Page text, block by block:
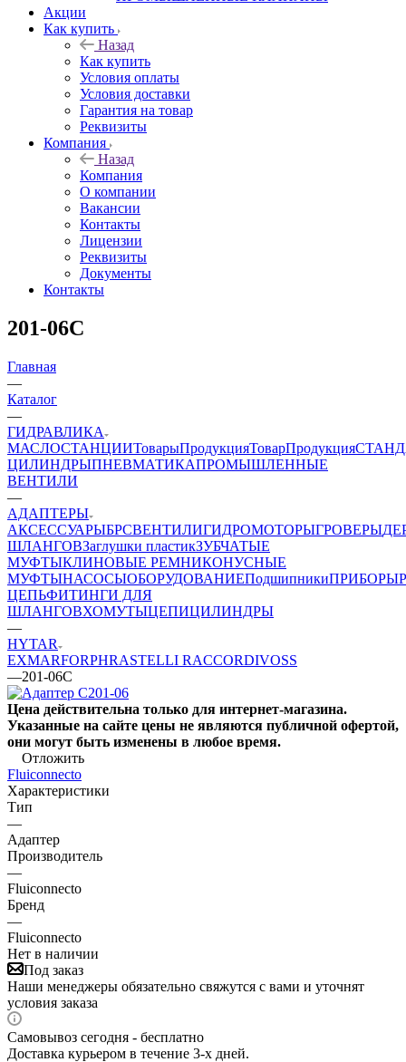
Акции
Как купить
Назад
Как купить
Условия оплаты
Условия доставки
Гарантия на товар
Реквизиты
Компания
Назад
Компания
О компании
Вакансии
Контакты
Лицензии
Реквизиты
Документы
Контакты
201-06C
Главная
—
Каталог
—
ГИДРАВЛИКА
МАСЛОСТАНЦИИТоварыПродукцияТоварПродукция
ЦИЛИНДРЫПНЕВМАТИКАПРОМЫШЛЕННЫЕ
ВЕНТИЛИ
—
АДАПТЕРЫ
АКСЕССУАРЫБРСВЕНТИЛИГИДРОМОТОРЫГРОВЕРЫ
ШЛАНГОВЗаглушки пластикЗУБЧАТЫЕ
МУФТЫКЛИНОВЫЕ РЕМНИКОНУСНЫЕ
МУФТЫНАСОСЫОБОРУДОВАНИЕПодшипникиПРИБОРЫ
ЦЕПЬФИТИНГИ ДЛЯ
ШЛАНГОВХОМУТЫЦЕПИЦИЛИНДРЫ
—
HYTAR
EXMARFORPHRASTELLI RACCORDIVOSS
—201-06C
Цена действительна только для интернет-магазина.
Указанные на сайте цены не являются публичной офертой,
они могут быть изменены в любое время.
Отложить
Fluiconnecto
Характеристики
Тип
—
Адаптер
Производитель
—
Fluiconnecto
Бренд
—
Fluiconnecto
Нет в наличии
Под заказ
Наши менеджеры обязательно свяжутся с вами и уточнят
условия заказа
Самовывоз сегодня - бесплатно
Доставка курьером в течение 3-х дней.